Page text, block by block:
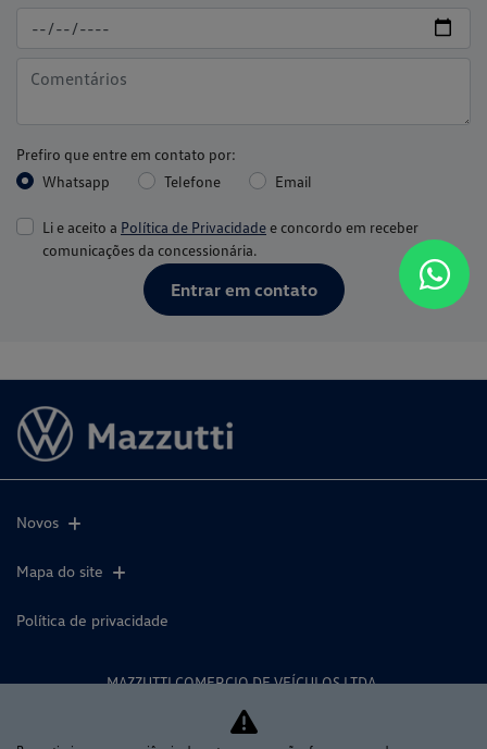
Prefiro que entre em contato por:
Whatsapp
Telefone Email
Li e aceito a Política de Privacidadee concordo em receber
comunicações da concessionária.
Entrar em contato
Novos
Mapa do site
Política de privacidade
MAZZUTTI COMERCIO DE VEÍCULOS LTDA
CNPJ: 07.595.449/0001-99